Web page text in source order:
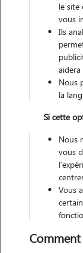
le site
vous
Ils
Nous
la
Si cette
Nous
vous
Vous